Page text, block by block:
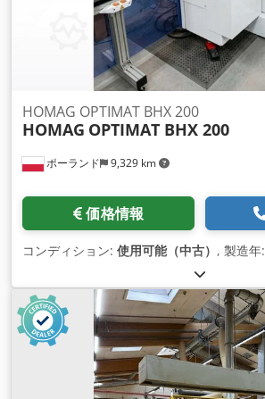
ポーランド 9,329 km
HOMAG OPTIMAT BHX 200
HOMAG OPTIMAT BHX 200
価格情報
コンディション: 使用可能（中古） , 製造年: